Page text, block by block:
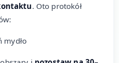
. Oto protokół
mydło